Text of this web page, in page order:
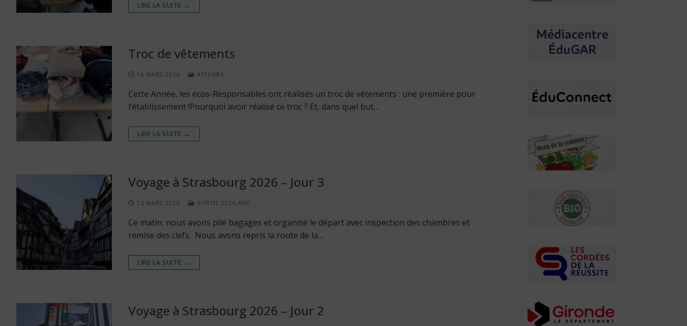
LIRE LA SUITE →
Troc de vêtements
16 MARS 2026 ATELIERS
Cette Année, les écos-Responsables ont réalisés un troc de vêtements : une première pour
l’établissement !Pourquoi avoir réalisé ce troc ? Et, dans quel but…
LIRE LA SUITE →
Voyage à Strasbourg 2026 – Jour 3
13 MARS 2026 SORTIE SCOLAIRE
Ce matin, nous avons plié bagages et organisé le départ avec inspection des chambres et
remise des clefs. Nous avons repris la route de la…
LIRE LA SUITE →
Voyage à Strasbourg 2026 – Jour 2